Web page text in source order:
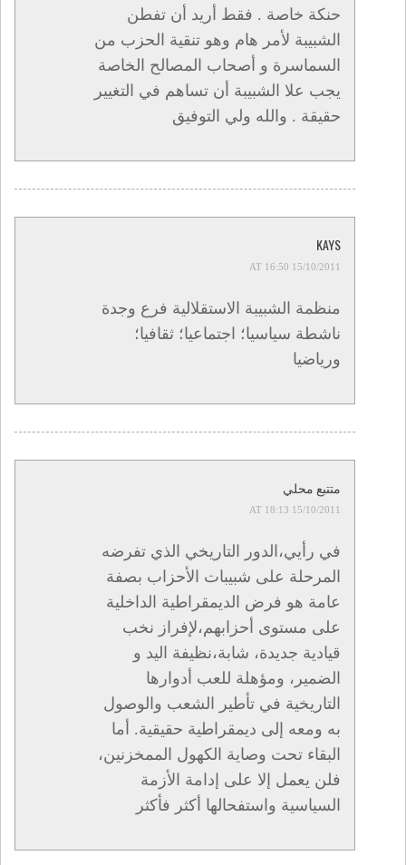
حنكة خاصة . فقط أريد أن تفطن
الشبيبة لأمر هام وهو تنقية الحزب من
السماسرة و أصحاب المصالح الخاصة
يجب علا الشبيبة أن تساهم في التغيير
حقيقة . والله ولي التوفيق
KAYS
15/10/2011 AT 16:50
منظمة الشبيبة الاستقلالية فرع وجدة
ناشطة سياسيا؛ اجتماعيا؛ ثقافيا؛
ورياضيا
متتبع محلي
15/10/2011 AT 18:13
في رأيي،الدور التاريخي الذي تفرضه
المرحلة على شبيبات الأحزاب بصفة
عامة هو فرض الديمقراطية الداخلية
على مستوى أحزابهم،لإفراز نخب
قيادية جديدة، شابة،نظيفة اليد و
الضمير، ومؤهلة للعب أدوارها
التاريخية في تأطير الشعب والوصول
به ومعه إلى ديمقراطية حقيقية. أما
البقاء تحت وصاية الكهول الممخزنين،
فلن يعمل إلا على إدامة الأزمة
السياسية واستفحالها أكثر فأكثر